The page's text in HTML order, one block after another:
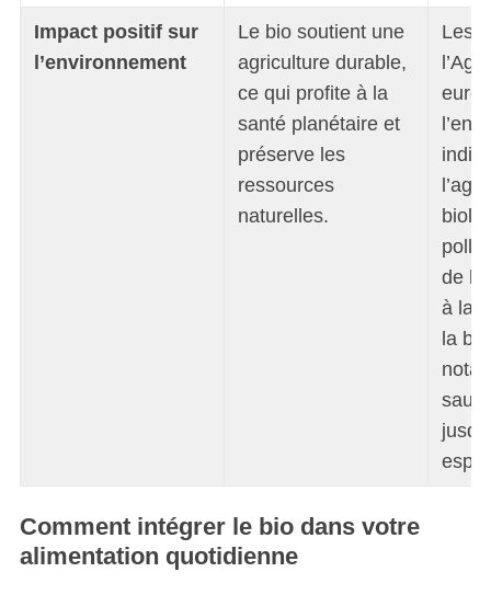
Impact positif sur
l’environnement
Le bio soutient une
agriculture durable,
ce qui profite à la
santé planétaire et
préserve les
ressources
naturelles.
Les
de
à la
la
Comment intégrer le bio dans votre
alimentation quotidienne